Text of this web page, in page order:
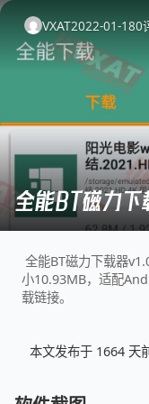
VXAT2022-01-180
全能BT磁力
全能BT磁力下载器
小10.93MB，适配
载链接。
本文发布于 1664 天